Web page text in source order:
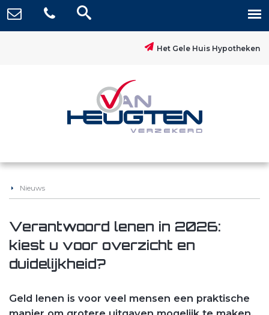
Het Gele Huis Hypotheken
Nieuws
Verantwoord lenen in 2026:
kiest u voor overzicht en
duidelijkheid?
Geld lenen is voor veel mensen een praktische